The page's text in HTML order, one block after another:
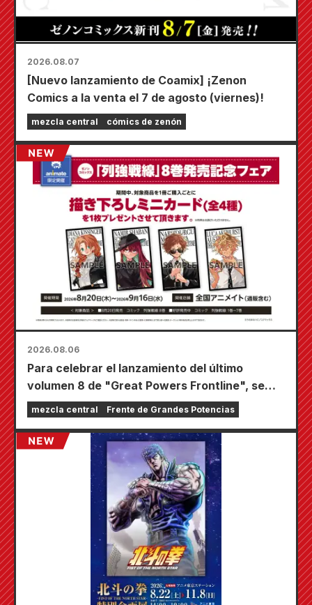
2026.08.07
[Nuevo lanzamiento de Coamix] ¡Zenon
Comics a la venta el 7 de agosto (viernes)!
mezcla central cómics de zenón
2026.08.06
Para celebrar el lanzamiento del último
volumen 8 de "Great Powers Frontline", se
llevará a cabo una feria por tiempo limitado en
las tiendas Animate de todo el país a partir del
20 de agosto, donde podrás conseguir una
minitarjeta especialmente dibujada (¡4 tipos
mezcla central Frente de Grandes Potencias